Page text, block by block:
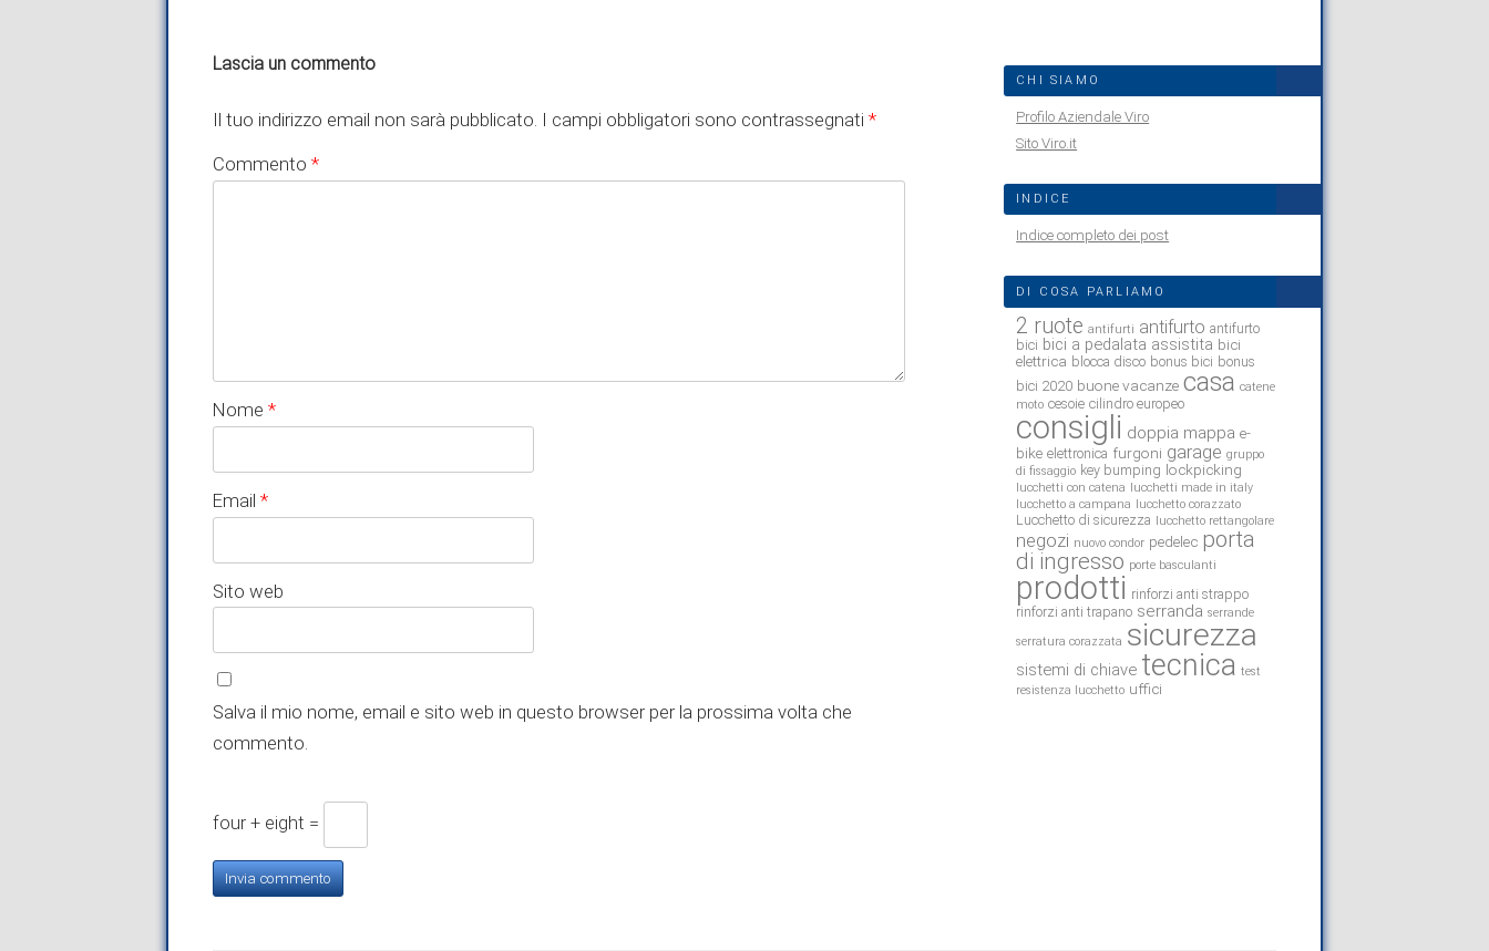
Lascia un commento
Il tuo indirizzo email non sarà pubblicato. I campi obbligatori sono contrassegnati *
Commento *
Nome *
Email *
Sito web
Salva il mio nome, email e sito web in questo browser per la prossima volta che
commento.
four + eight =
CHI SIAMO
Profilo Aziendale Viro
Sito Viro.it
INDICE
Indice completo dei post
DI COSA PARLIAMO
2 ruote antifurti antifurto antifurto
bici bici a pedalata assistita bici
elettrica blocca disco bonus bici bonus
bici 2020 buone vacanze casa catene
moto cesoie cilindro europeo
consigli doppia mappa e-
bike elettronica furgoni garage gruppo
di fissaggio key bumping lockpicking
lucchetti con catena lucchetti made in italy
lucchetto a campana lucchetto corazzato
Lucchetto di sicurezza lucchetto rettangolare
negozi nuovo condor pedelec porta
di ingresso porte basculanti
prodotti rinforzi anti strappo
rinforzi anti trapano serranda serrande
serratura corazzata sicurezza
sistemi di chiave tecnica test
resistenza lucchetto uffici